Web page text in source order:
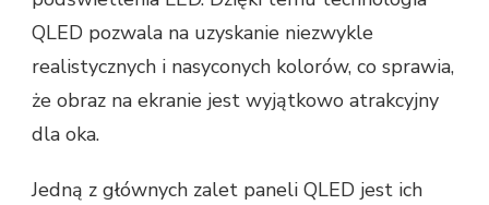
QLED pozwala na uzyskanie niezwykle
realistycznych i nasyconych kolorów, co sprawia,
że obraz na ekranie jest wyjątkowo atrakcyjny
dla oka.
Jedną z głównych zalet paneli QLED jest ich